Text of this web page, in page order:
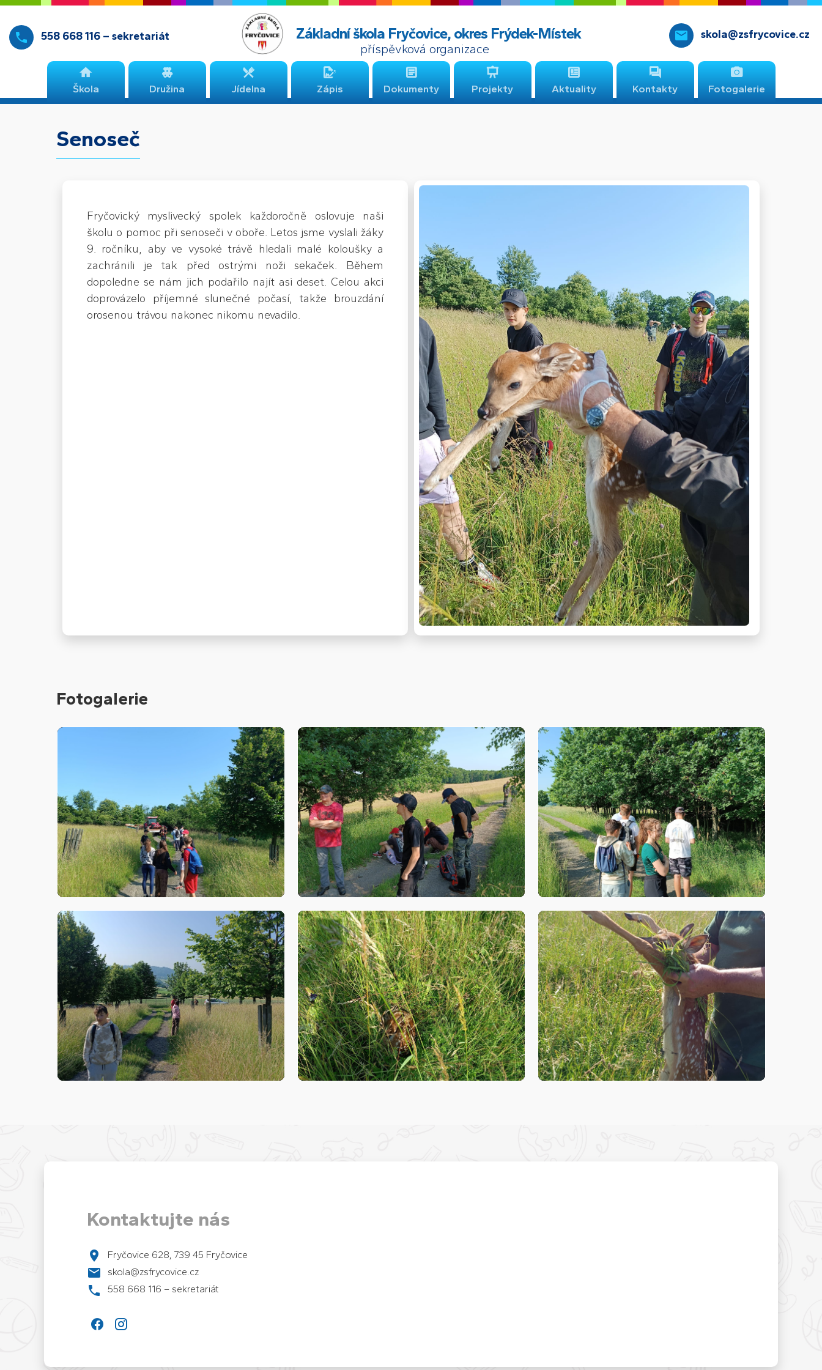
Základní škola Fryčovice, okres Frýdek-Místek
příspěvková organizace
skola@zsfrycovice.cz
558 668 116 – sekretariát
Škola Družina Jídelna Zápis Dokumenty Projekty Aktuality Kontakty Fotogalerie
Senoseč
Fryčovický myslivecký spolek každoročně oslovuje naši
školu o pomoc při senoseči v oboře. Letos jsme vyslali žáky
9. ročníku, aby ve vysoké trávě hledali malé koloušky a
zachránili je tak před ostrými noži sekaček. Během
dopoledne se nám jich podařilo najít asi deset. Celou akci
doprovázelo příjemné slunečné počasí, takže brouzdání
orosenou trávou nakonec nikomu nevadilo.
Fotogalerie
Kontaktujte nás
Fryčovice 628, 739 45 Fryčovice
skola@zsfrycovice.cz
558 668 116 – sekretariát